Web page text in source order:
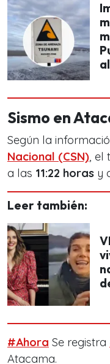
Sismo en
Según la
Nacional (CSN), el
a las 11:22 horas y
Leer también:
#Ahora Se registra
Atacama.